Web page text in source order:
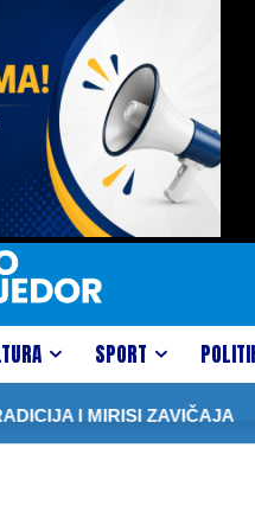
SPORT
I MIRISI ZAVIČAJA